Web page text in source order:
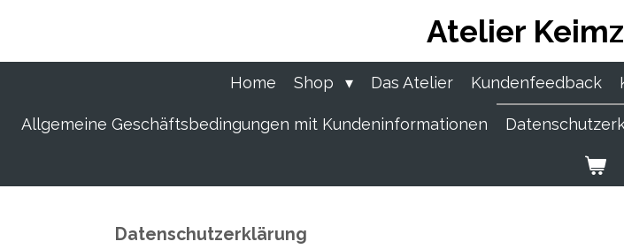
Atelier
Home Shop Das Atelier Kundenfeedback
Allgemeine Geschäftsbedingungen mit Kundeninformationen
Datenschutzerklärung